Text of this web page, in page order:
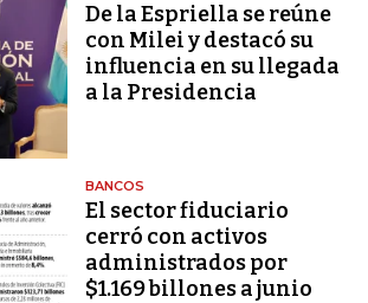
De la Espriella se reúne
con Milei y destacó su
influencia en su llegada
a la Presidencia
BANCOS
El sector fiduciario
cerró con activos
administrados por
$1.169 billones a junio